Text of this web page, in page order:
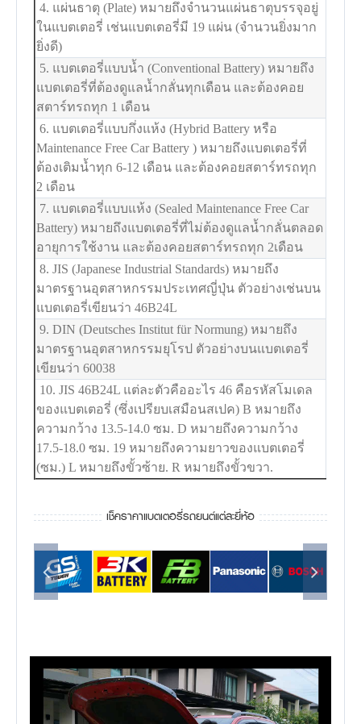
4. แผ่นธาตุ (Plate) หมายถึงจำนวนแผ่นธาตุบรรจุอยู่
ในแบตเตอรี่ เช่นแบตเตอรี่มี 19 แผ่น (จำนวนยิ่งมาก
ยิ่งดี)
5. แบตเตอรี่แบบน้ำ (Conventional Battery) หมายถึง
แบตเตอรี่ที่ต้องดูแลน้ำกลั่นทุกเดือน และต้องคอย
สตาร์ทรถทุก 1 เดือน
6. แบตเตอรี่แบบกึ่งแห้ง (Hybrid Battery หรือ
Maintenance Free Car Battery ) หมายถึงแบตเตอรี่ที่
ต้องเติมน้ำทุก 6-12 เดือน และต้องคอยสตาร์ทรถทุก
2 เดือน
7. แบตเตอรี่แบบแห้ง (Sealed Maintenance Free Car
Battery) หมายถึงแบตเตอรี่ที่ไม่ต้องดูแลน้ำกลั่นตลอด
อายุการใช้งาน และต้องคอยสตาร์ทรถทุก 2เดือน
8. JIS (Japanese Industrial Standards) หมายถึง
มาตรฐานอุตสาหกรรมประเทศญี่ปุ่น ตัวอย่างเช่นบน
แบตเตอรี่เขียนว่า 46B24L
9. DIN (Deutsches Institut für Normung) หมายถึง
มาตรฐานอุตสาหกรรมยุโรป ตัวอย่างบนแบตเตอรี่
เขียนว่า 60038
10. JIS 46B24L แต่ละตัวคืออะไร 46 คือรหัสโมเดล
ของแบตเตอรี่ (ซึ่งเปรียบเสมือนสเปค) B หมายถึง
ความกว้าง 13.5-14.0 ซม. D หมายถึงความกว้าง
17.5-18.0 ซม. 19 หมายถึงความยาวของแบตเตอรี่
(ซม.) L หมายถึงขั้วซ้าย. R หมายถึงขั้วขวา.
เช็คราคาแบตเตอรี่รถยนต์แต่ละยี่ห้อ